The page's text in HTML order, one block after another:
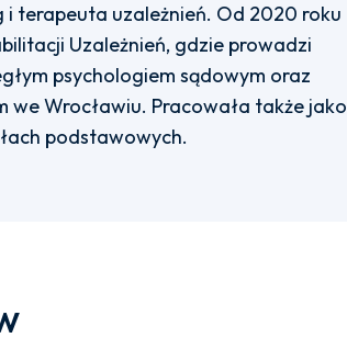
terapeuta uzależnień. Od 2020 roku
Uzależnień, gdzie prowadzi
psychologiem sądowym oraz
we Wrocławiu. Pracowała także jako
podstawowych.